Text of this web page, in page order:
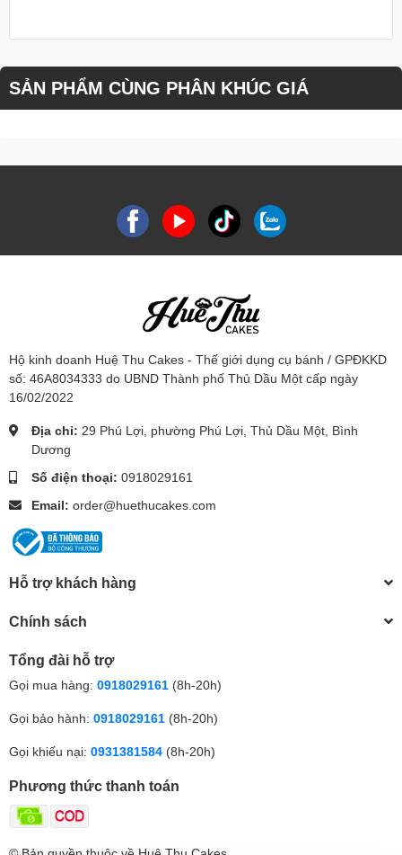
SẢN PHẨM CÙNG PHÂN KHÚC GIÁ
Hộ kinh doanh Huệ Thu Cakes - Thế giới dụng cụ bánh / GPĐKKD
số: 46A8034333 do UBND Thành phố Thủ Dầu Một cấp ngày
16/02/2022
Địa chỉ: 29 Phú Lợi, phường Phú Lợi, Thủ Dầu Một, Bình
Dương
Số điện thoại: 0918029161
Email: order@huethucakes.com
Hỗ trợ khách hàng
Chính sách
Tổng đài hỗ trợ
Gọi mua hàng: 0918029161 (8h-20h)
Gọi bảo hành: 0918029161 (8h-20h)
Gọi khiếu nại: 0931381584 (8h-20h)
Phương thức thanh toán